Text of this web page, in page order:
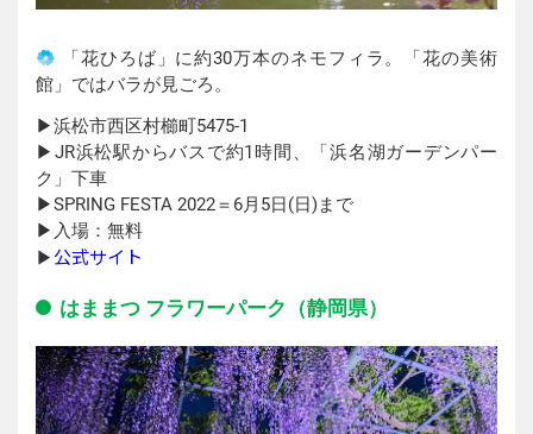
「花ひろば」に約30万本のネモフィラ。「花の美術
館」ではバラが見ごろ。
▶︎浜松市西区村櫛町5475-1
▶︎JR浜松駅からバスで約1時間、「浜名湖ガーデンパー
ク」下車
▶︎SPRING FESTA 2022＝6月5日(日)まで
▶︎入場：無料
▶︎ 公式サイト
はままつ フラワーパーク（静岡県）